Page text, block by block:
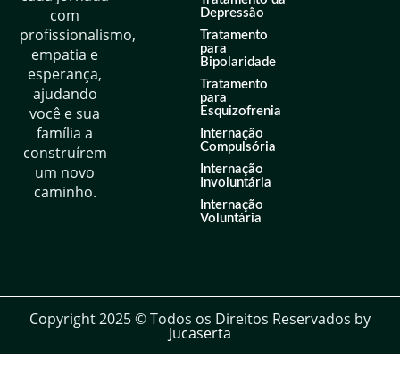
com
profissionalismo,
empatia e
esperança,
ajudando
você e sua
família a
construírem
um novo
caminho.
Depressão
Tratamento
para
Bipolaridade
Tratamento
para
Esquizofrenia
Internação
Compulsória
Internação
Involuntária
Internação
Voluntária
Copyright 2025 © Todos os Direitos Reservados by
Jucaserta